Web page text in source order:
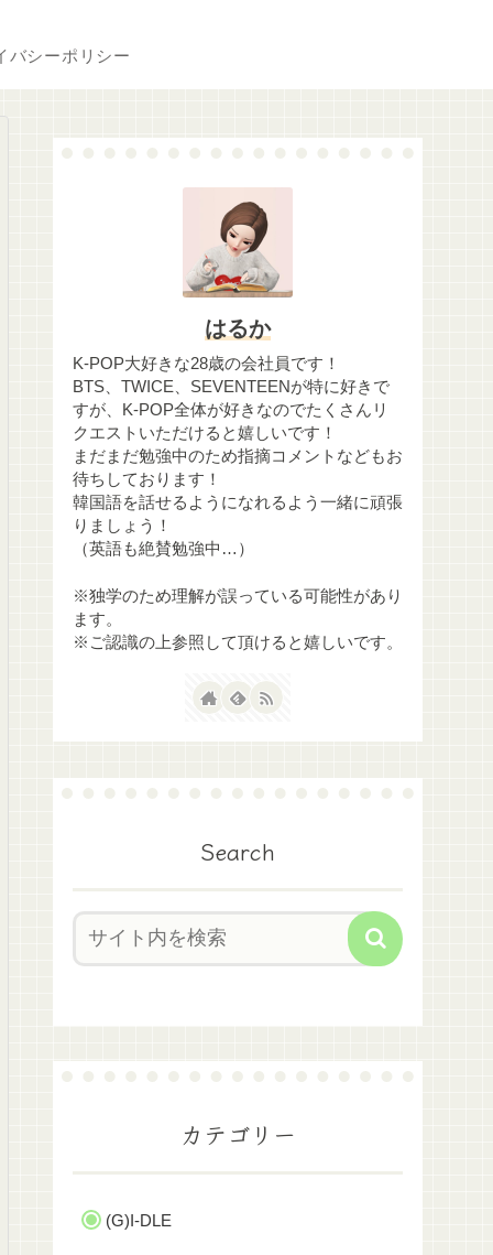
バシーポリシー
はるか
K-POP大好きな28歳の会社員です！
BTS、TWICE、SEVENTEENが特に好きで
すが、K-POP全体が好きなのでたくさんリ
クエストいただけると嬉しいです！
まだまだ勉強中のため指摘コメントなどもお
待ちしております！
韓国語を話せるようになれるよう一緒に頑張
りましょう！
（英語も絶賛勉強中…）
※独学のため理解が誤っている可能性があり
ます。
※ご認識の上参照して頂けると嬉しいです。
Search
カテゴリー
(G)I-DLE